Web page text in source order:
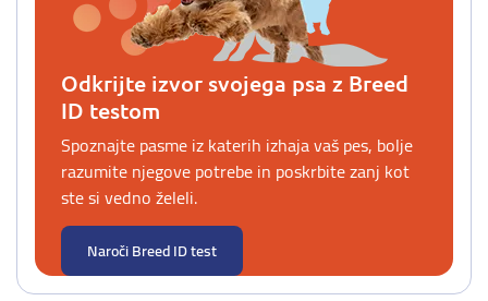
Odkrijte izvor svojega psa z Breed
ID testom
Spoznajte pasme iz katerih izhaja vaš pes, bolje
razumite njegove potrebe in poskrbite zanj kot
ste si vedno želeli.
Naroči Breed ID test